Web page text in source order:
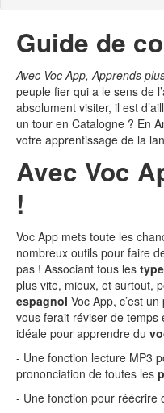
Guide de
Avec Voc App, Apprends
peuple fier qui a le sens de
absolument visiter, il est
un tour en Catalogne ? En
votre apprentissage de la
Avec Voc
!
Voc App mets toute les
nombreux outils pour faire
pas ! Associant tous les
plus vite, mieux, et surtout,
espagnol Voc App, c’est
vous ferait réviser de temps
idéale pour apprendre du
- Une fonction lecture MP3
prononciation de toutes les
- Une fonction pour réécrire